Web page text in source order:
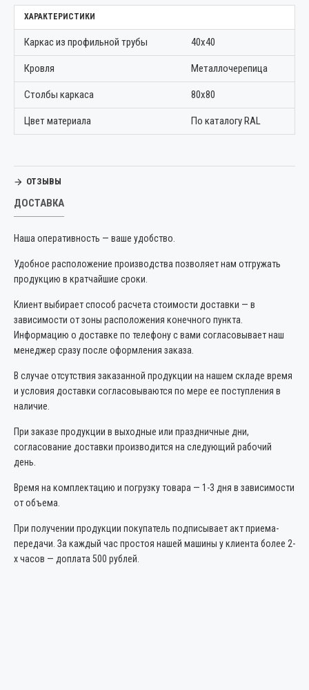
ХАРАКТЕРИСТИКИ
Каркас из профильной трубы 40х40
Кровля Металлочерепица
Столбы каркаса 80х80
Цвет материала По каталогу RAL
ОТЗЫВЫ
ДОСТАВКА
Наша оперативность — ваше удобство.
Удобное расположение производства позволяет нам отгружать
продукцию в кратчайшие сроки.
Клиент выбирает способ расчета стоимости доставки — в
зависимости от зоны расположения конечного пункта.
Информацию о доставке по телефону с вами согласовывает наш
менеджер сразу после оформления заказа.
В случае отсутствия заказанной продукции на нашем складе время
и условия доставки согласовываются по мере ее поступления в
наличие.
При заказе продукции в выходные или праздничные дни,
согласование доставки производится на следующий рабочий
день.
Время на комплектацию и погрузку товара — 1-3 дня в зависимости
от объема.
При получении продукции покупатель подписывает акт приема-
передачи. За каждый час простоя нашей машины у клиента более 2-
х часов — доплата 500 рублей.